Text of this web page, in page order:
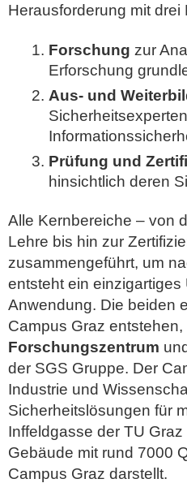
Herausforderung mit drei
Forschung zur
Erforschung
Aus- und
Prüfung und
hinsichtlich deren
Alle Kernbereiche – von
Lehre bis hin zur
zusammengeführt, um
entsteht ein
Anwendung. Die beiden
Campus Graz
Forschungszentrum
der SGS Gruppe. Der
Industrie und
Sicherheitslösungen für
Inffeldgasse der TU
Gebäude mit rund 7000
Campus Graz darstellt.